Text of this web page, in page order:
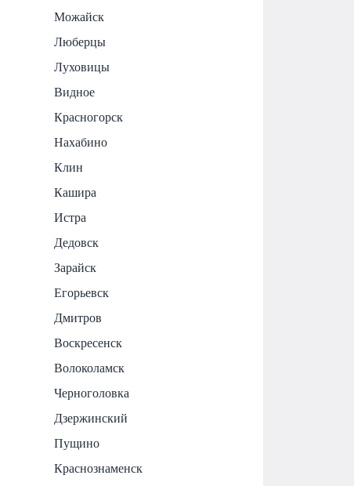
Можайск
Люберцы
Луховицы
Видное
Красногорск
Нахабино
Клин
Кашира
Истра
Дедовск
Зарайск
Егорьевск
Дмитров
Воскресенск
Волоколамск
Черноголовка
Дзержинский
Пущино
Краснознаменск